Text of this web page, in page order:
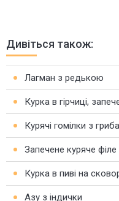
Дивіться також:
Лагман з редькою
Курка в гірчиці,
Курячі гомілки з
Запечене куряче філе
Курка в пиві на
Азу з індички